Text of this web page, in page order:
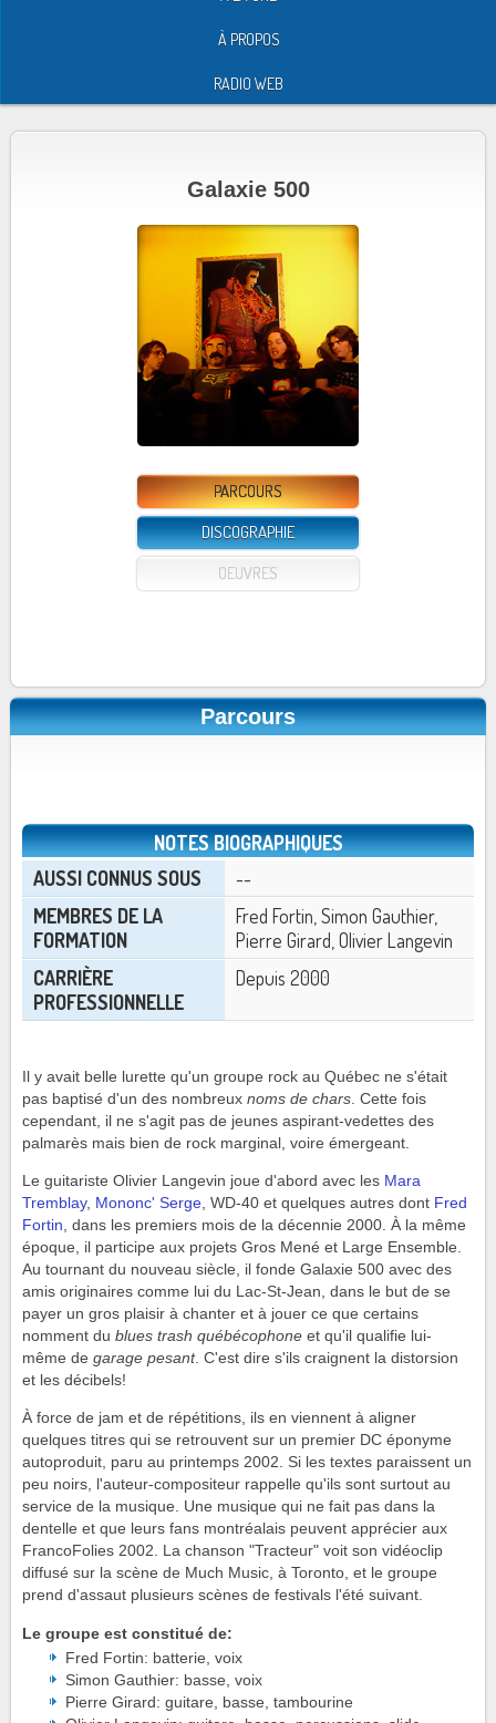
À PROPOS
RADIO WEB
Galaxie 500
PARCOURS
DISCOGRAPHIE
OEUVRES
Parcours
NOTES BIOGRAPHIQUES
AUSSI CONNUS SOUS
--
MEMBRES DE LA
FORMATION
Fred Fortin, Simon Gauthier,
Pierre Girard, Olivier Langevin
CARRIÈRE
PROFESSIONNELLE
Depuis 2000
Il y avait belle lurette qu'un groupe rock au Québec ne s'était
pas baptisé d'un des nombreux noms de chars . Cette fois
cependant, il ne s'agit pas de jeunes aspirant-vedettes des
palmarès mais bien de rock marginal, voire émergeant.
Le guitariste Olivier Langevin joue d'abord avec les Mara
Tremblay, Mononc' Serge, WD-40 et quelques autres dont Fred
Fortin, dans les premiers mois de la décennie 2000. À la même
époque, il participe aux projets Gros Mené et Large Ensemble.
Au tournant du nouveau siècle, il fonde Galaxie 500 avec des
amis originaires comme lui du Lac-St-Jean, dans le but de se
payer un gros plaisir à chanter et à jouer ce que certains
nomment du blues trash québécophone et qu'il qualifie lui-
même de garage pesant. C'est dire s'ils craignent la distorsion
et les décibels!
À force de jam et de répétitions, ils en viennent à aligner
quelques titres qui se retrouvent sur un premier DC éponyme
autoproduit, paru au printemps 2002. Si les textes paraissent un
peu noirs, l'auteur-compositeur rappelle qu'ils sont surtout au
service de la musique. Une musique qui ne fait pas dans la
dentelle et que leurs fans montréalais peuvent apprécier aux
FrancoFolies 2002. La chanson "Tracteur" voit son vidéoclip
diffusé sur la scène de Much Music, à Toronto, et le groupe
prend d'assaut plusieurs scènes de festivals l'été suivant.
Le groupe est constitué de:
Fred Fortin: batterie, voix
Simon Gauthier: basse, voix
Pierre Girard: guitare, basse, tambourine